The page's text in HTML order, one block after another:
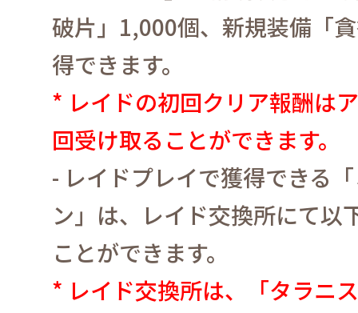
破片」 1,000個、新規装備「
得できます。
* レイドの初回クリア報酬は
回受け取ることができます。
- レイドプレイで獲得できる
ン」は、レイド交換所にて以
ことができます。
* レイド交換所は、「タラニ